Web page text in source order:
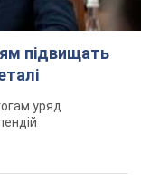
підвищать
уряд